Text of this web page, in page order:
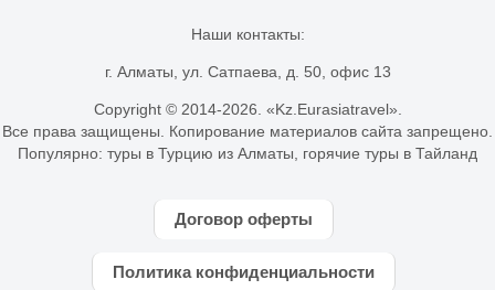
Наши контакты:
г. Алматы, ул. Сатпаева, д. 50, офис 13
Copyright © 2014-2026. «Kz.Eurasiatravel».
Все права защищены. Копирование материалов сайта запрещено.
Популярно: туры в Турцию из Алматы горячие туры в Тайланд
Договор оферты
Политика конфиденциальности